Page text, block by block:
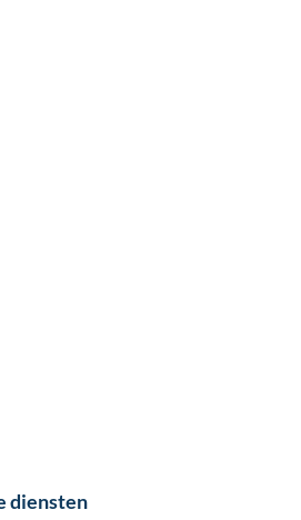
diensten